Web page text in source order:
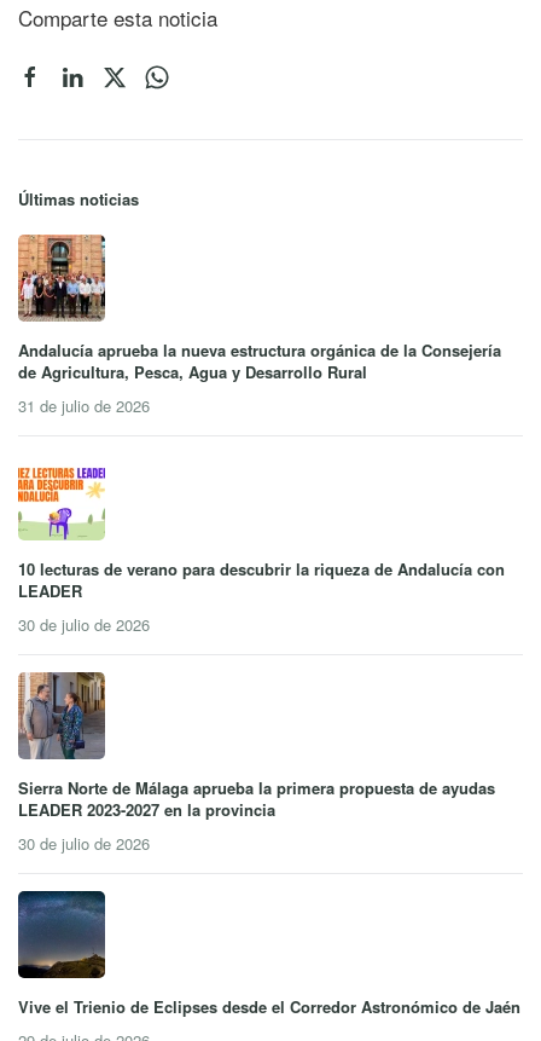
Comparte esta noticia
Últimas noticias
Andalucía aprueba la nueva estructura orgánica de la Consejería
de Agricultura, Pesca, Agua y Desarrollo Rural
31 de julio de 2026
10 lecturas de verano para descubrir la riqueza de Andalucía con
LEADER
30 de julio de 2026
Sierra Norte de Málaga aprueba la primera propuesta de ayudas
LEADER 2023-2027 en la provincia
30 de julio de 2026
Vive el Trienio de Eclipses desde el Corredor Astronómico de Jaén